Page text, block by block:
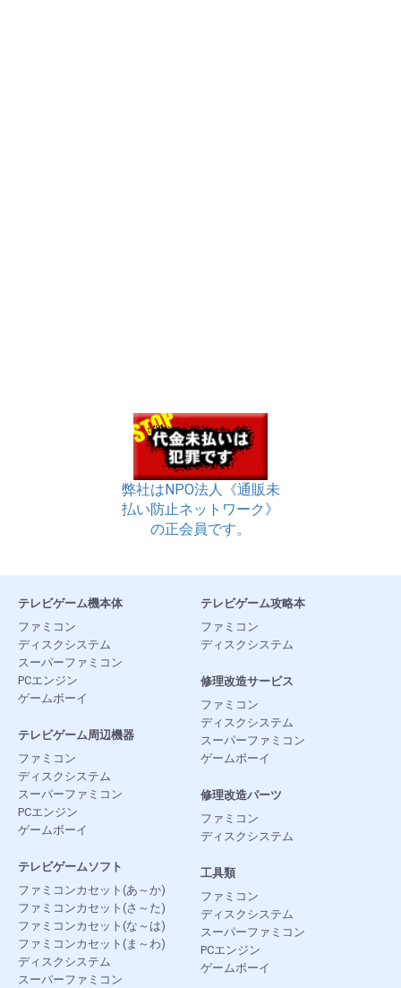
弊社はNPO法人《通販未
払い防止ネットワーク》
の正会員です。
テレビゲーム機本体
ファミコン
ディスクシステム
スーパーファミコン
PCエンジン
ゲームボーイ
テレビゲーム周辺機器
ファミコン
ディスクシステム
スーパーファミコン
PCエンジン
ゲームボーイ
テレビゲームソフト
ファミコンカセット(あ～か)
ファミコンカセット(さ～た)
ファミコンカセット(な～は)
ファミコンカセット(ま～わ)
ディスクシステム
スーパーファミコン
テレビゲーム攻略本
ファミコン
ディスクシステム
修理改造サービス
ファミコン
ディスクシステム
スーパーファミコン
ゲームボーイ
修理改造パーツ
ファミコン
ディスクシステム
工具類
ファミコン
ディスクシステム
スーパーファミコン
PCエンジン
ゲームボーイ